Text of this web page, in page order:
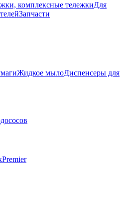
комплексные тележкиДля
Запчасти
Жидкое мылоДиспенсеры для
Premier